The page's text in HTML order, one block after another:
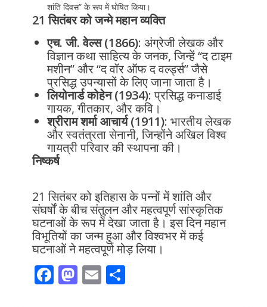
शांति दिवस” के रूप में घोषित किया।
21 सितंबर को जन्मे महान व्यक्ति
एच. जी. वेल्स (1866): अंग्रेजी लेखक और
विज्ञान कथा साहित्य के जनक, जिन्हें “द टाइम
मशीन” और “द वॉर ऑफ द वर्ल्ड्स” जैसे
प्रसिद्ध उपन्यासों के लिए जाना जाता है।
लियोनार्ड कोहेन (1934): प्रसिद्ध कनाडाई
गायक, गीतकार, और कवि।
श्रीराम शर्मा आचार्य (1911): भारतीय लेखक
और स्वतंत्रता सेनानी, जिन्होंने अखिल विश्व
गायत्री परिवार की स्थापना की।
निष्कर्ष
21 सितंबर को इतिहास के पन्नों में शांति और
संघर्षों के बीच संतुलन और महत्वपूर्ण सांस्कृतिक
घटनाओं के रूप में देखा जाता है। इस दिन महान
विभूतियों का जन्म हुआ और विश्वभर में कई
घटनाओं ने महत्वपूर्ण मोड़ लिया।
F M E S